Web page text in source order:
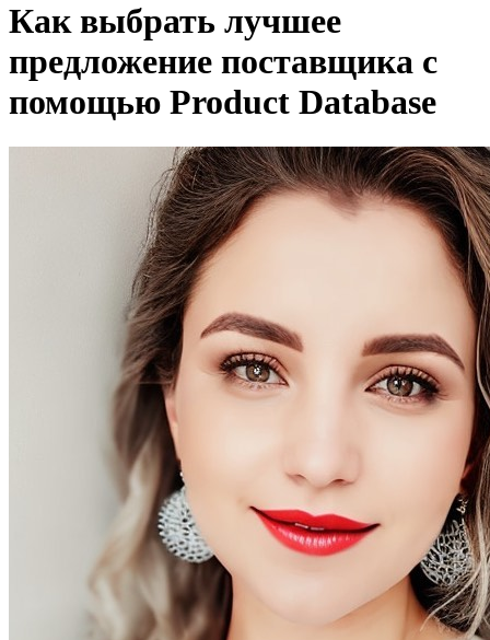
Как выбрать лучшее
предложение поставщика с
помощью Product Database